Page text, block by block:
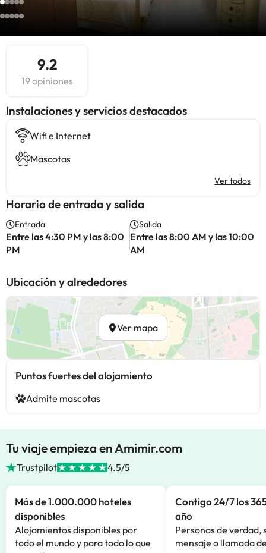
9.2
19 opiniones
Instalaciones y servicios destacados
Wifi e Internet
Mascotas
Ver todos
Horario de entrada y salida
Entrada
Entre las 4:30 PM y las 8:00
PM
Salida
Entre las 8:00 AM y las 10:00
AM
Ubicación y alrededores
Ver mapa
Puntos fuertes del alojamiento
Admite mascotas
Tu viaje empieza en Amimir.com
Trustpilot 4.5/5
Más de 1.000.000 hoteles
disponibles
Alojamientos disponibles por
todo el mundo y para todo lo que
Contigo 24/7 los
año
Personas de verdad,
mensaje o llamada